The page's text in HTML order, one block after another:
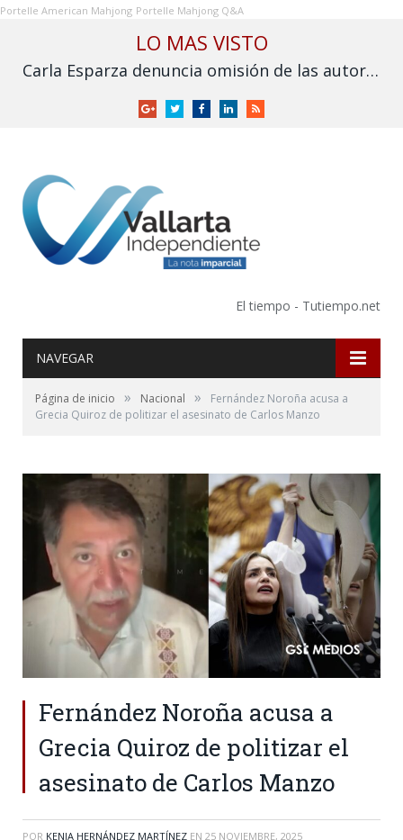
Portelle American Mahjong Portelle Mahjong Q&A
LO MAS VISTO
Carla Esparza denuncia omisión de las autoridades por inundación en Nuevo Nayarit
GoogleTwitterFacebookLinkedInRSS
El tiempo - Tutiempo.net
NAVEGAR
Página de inicio » Nacional »
Fernández Noroña acusa a
Grecia Quiroz de politizar el asesinato de Carlos Manzo
Fernández Noroña acusa a
Grecia Quiroz de politizar el
asesinato de Carlos Manzo
POR KENIA HERNÁNDEZ MARTÍNEZ EN 25 NOVIEMBRE, 2025